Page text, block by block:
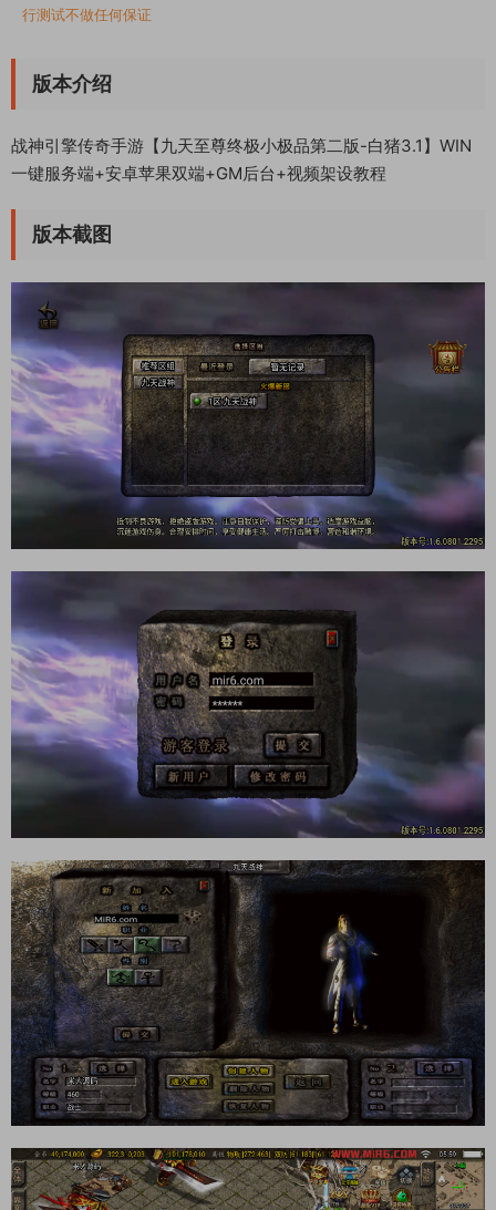
行测试不做任何保证
版本介绍
战神引擎传奇手游【九天至尊终极小极品第二版-白猪3.1】WIN
一键服务端+安卓苹果双端+GM后台+视频架设教程
版本截图